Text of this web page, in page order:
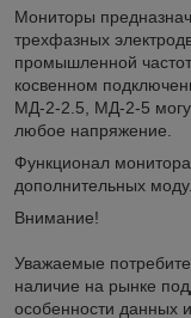
Мониторы
трехфазных
промышленной
косвенном
МД-2-2.5, МД-2-5
любое напряжение.
Функционал
дополнительных
Внимание!
Уважаемые
наличие на рынке
особенности данных